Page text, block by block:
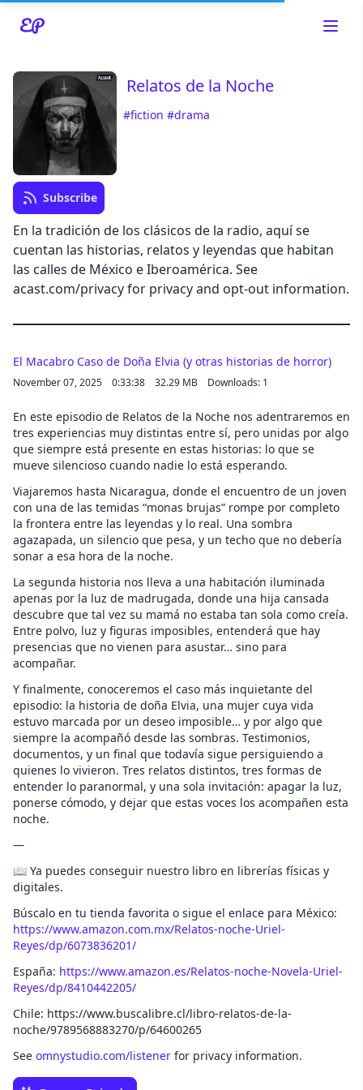
Read about our content policies
Relatos de la Noche
#fiction #drama
Subscribe
En la tradición de los clásicos de la radio, aquí se
cuentan las historias, relatos y leyendas que habitan
las calles de México e Iberoamérica. See
acast.com/privacy for privacy and opt-out information.
El Macabro Caso de Doña Elvia (y otras historias de horror)
November 07, 2025 0:33:38 32.29 MB Downloads: 1
En este episodio de Relatos de la Noche nos adentraremos en
tres experiencias muy distintas entre sí, pero unidas por algo
que siempre está presente en estas historias: lo que se
mueve silencioso cuando nadie lo está esperando.
Viajaremos hasta Nicaragua, donde el encuentro de un joven
con una de las temidas “monas brujas” rompe por completo
la frontera entre las leyendas y lo real. Una sombra
agazapada, un silencio que pesa, y un techo que no debería
sonar a esa hora de la noche.
La segunda historia nos lleva a una habitación iluminada
apenas por la luz de madrugada, donde una hija cansada
descubre que tal vez su mamá no estaba tan sola como creía.
Entre polvo, luz y figuras imposibles, entenderá que hay
presencias que no vienen para asustar… sino para
acompañar.
Y finalmente, conoceremos el caso más inquietante del
episodio: la historia de doña Elvia, una mujer cuya vida
estuvo marcada por un deseo imposible… y por algo que
siempre la acompañó desde las sombras. Testimonios,
documentos, y un final que todavía sigue persiguiendo a
quienes lo vivieron. Tres relatos distintos, tres formas de
entender lo paranormal, y una sola invitación: apagar la luz,
ponerse cómodo, y dejar que estas voces los acompañen esta
noche.
—
📖 Ya puedes conseguir nuestro libro en librerías físicas y
digitales.
Búscalo en tu tienda favorita o sigue el enlace para México:
https://www.amazon.com.mx/Relatos-noche-Uriel-
Reyes/dp/6073836201/
España: https://www.amazon.es/Relatos-noche-Novela-Uriel-
Reyes/dp/8410442205/
Chile: https://www.buscalibre.cl/libro-relatos-de-la-
noche/9789568883270/p/64600265
See omnystudio.com/listener for privacy information.